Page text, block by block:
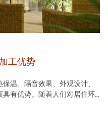
工优势
温、隔音效果、外观设计、
有优势。随着人们对居住环